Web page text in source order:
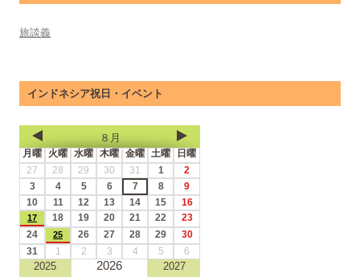
旅談義
インドネシア祝日・イベント
８月
月曜 火曜 水曜 木曜 金曜 土曜
日曜
27
28 29 30 31 1
2
3
4 5 6 7 8
9
10
11 12 13 14 15 16
17 18 19 20 21 22
23
24
25 26 27 28 29
30
31
1 2 3 4 5 6
2025 2026 2027